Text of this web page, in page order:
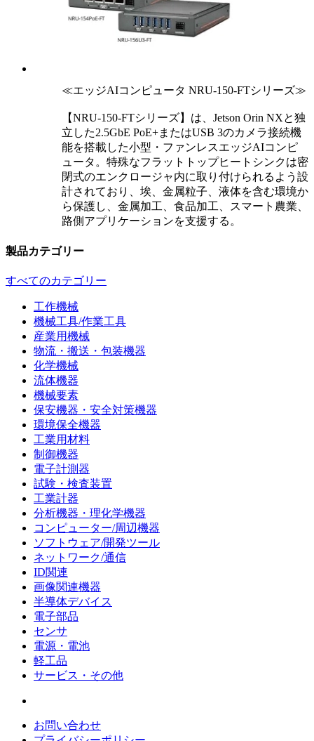
≪エッジAIコンピュータ NRU-150-FTシリーズ≫
【NRU-150-FTシリーズ】は、Jetson Orin NXと独
立した2.5GbE PoE+またはUSB 3のカメラ接続機
能を搭載した小型・ファンレスエッジAIコンピ
ュータ。特殊なフラットトップヒートシンクは密
閉式のエンクロージャ内に取り付けられるよう設
計されており、埃、金属粒子、液体を含む環境か
ら保護し、金属加工、食品加工、スマート農業、
路側アプリケーションを支援する。
製品カテゴリー
すべてのカテゴリー
工作機械
機械工具/作業工具
産業用機械
物流・搬送・包装機器
化学機械
流体機器
機械要素
保安機器・安全対策機器
環境保全機器
工業用材料
制御機器
電子計測器
試験・検査装置
工業計器
分析機器・理化学機器
コンピューター/周辺機器
ソフトウェア/開発ツール
ネットワーク/通信
ID関連
画像関連機器
半導体デバイス
電子部品
センサ
電源・電池
軽工品
サービス・その他
お問い合わせ